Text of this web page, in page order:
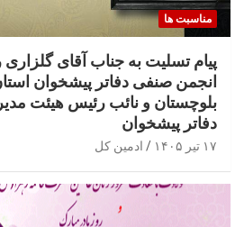
مناسبت ها
پیام تسلیت به جناب آقای
انجمن صنفی دفاتر پیشخوان
بلوچستان و نائب رئیس هیئت
دفاتر پیشخوان
۱۷ تیر ۱۴۰۵ ادمین کل